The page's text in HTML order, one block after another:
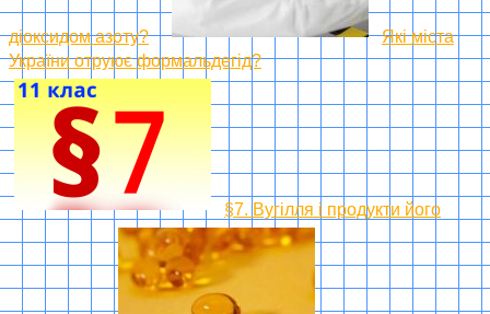
діоксидом азоту?
Які міста
України отруює формальдегід?
§7. Вугілля і продукти його